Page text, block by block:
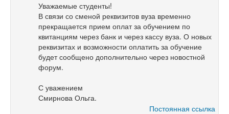
Уважаемые студенты!
В связи со сменой реквизитов вуза временно
прекращается прием оплат за обучением по
квитанциям через банк и через кассу вуза. О новых
реквизитах и возможности оплатить за обучение
будет сообщено дополнительно через новостной
форум.
С уважением
Смирнова Ольга.
Постоянная ссылка